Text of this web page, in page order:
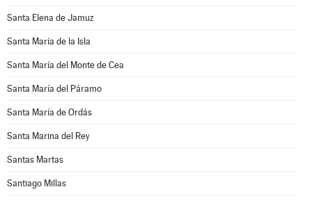
Santa Elena de Jamuz
Santa María de la Isla
Santa María del Monte de Cea
Santa María del Páramo
Santa María de Ordás
Santa Marina del Rey
Santas Martas
Santiago Millas